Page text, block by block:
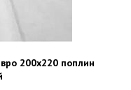
200х220 поплин